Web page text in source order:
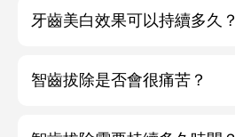
牙齒美白效果可以持續多久？
智齒拔除是否會很痛苦？